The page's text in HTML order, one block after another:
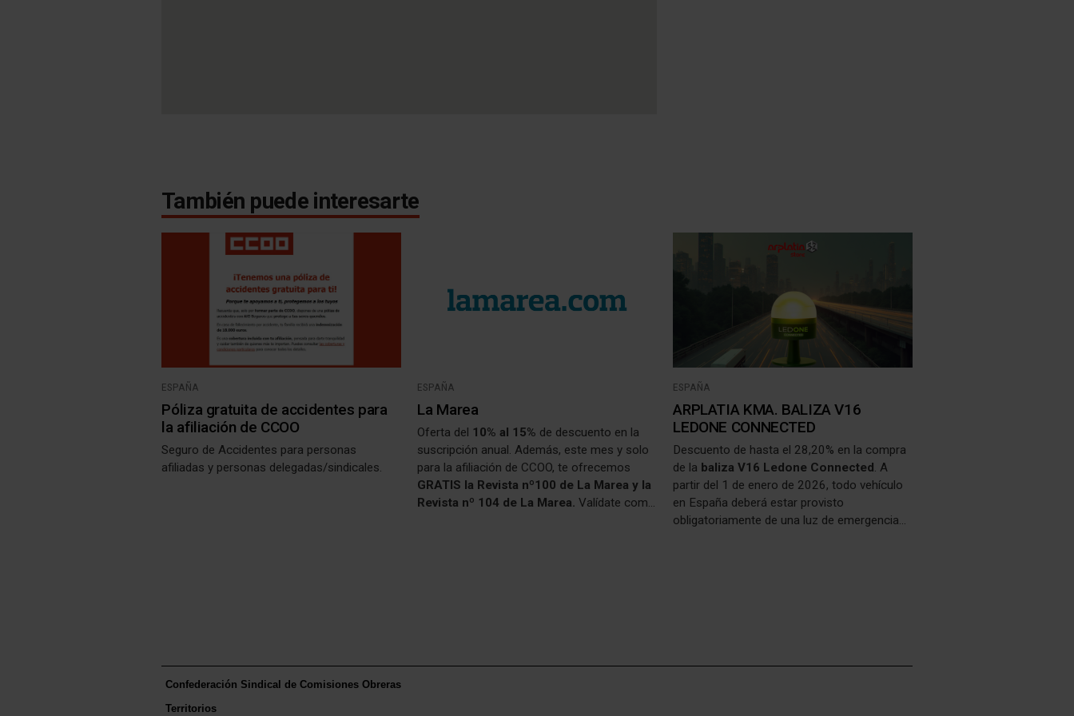
También puede interesarte
ESPAÑA
Póliza gratuita de accidentes para
la afiliación de CCOO
Seguro de Accidentes para personas
afiliadas y personas delegadas/sindicales.
ESPAÑA
La Marea
Oferta del 10% al 15% de descuento en la
suscripción anual. Además, este mes y solo
para la afiliación de CCOO, te ofrecemos
GRATIS la Revista nº100 de La Marea y la
Revista nº 104 de La Marea.Valídate como
ESPAÑA
ARPLATIA KMA. BALIZA V16
LEDONE CONNECTED
Descuento de hasta el 28,20% en la compra
de la baliza V16 Ledone Connected. A
partir del 1 de enero de 2026, todo vehículo
en España deberá estar provisto
obligatoriamente de una luz de emergencia
Confederación Sindical de Comisiones Obreras
Territorios